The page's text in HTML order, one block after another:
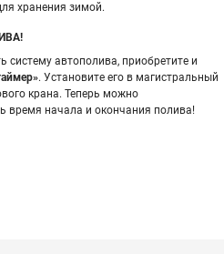
хранения зимой.
систему автополива, приобретите и
. Установите его в магистральный
крана. Теперь можно
время начала и окончания полива!